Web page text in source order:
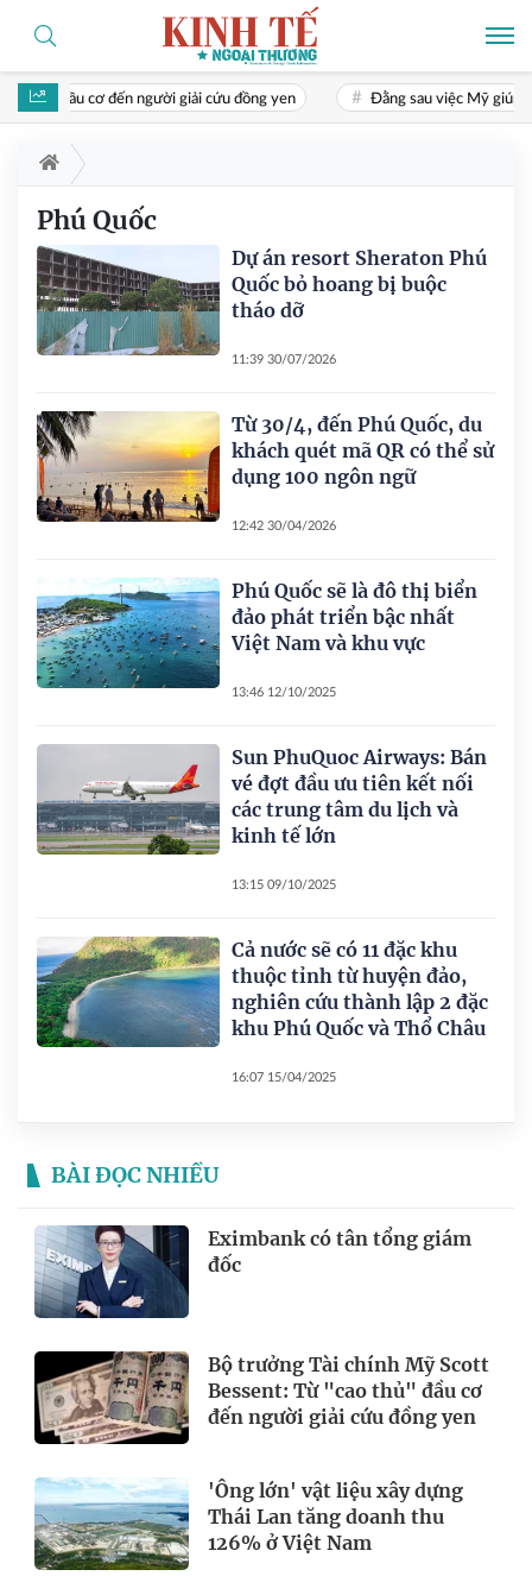
thủ" đầu cơ đến người giải cứu đồng yen Đằng sau việc Mỹ giúp
Phú Quốc
Dự án resort Sheraton Phú
Quốc bỏ hoang bị buộc
tháo dỡ
11:39 30/07/2026
Từ 30/4, đến Phú Quốc, du
khách quét mã QR có thể sử
dụng 100 ngôn ngữ
12:42 30/04/2026
Phú Quốc sẽ là đô thị biển
đảo phát triển bậc nhất
Việt Nam và khu vực
13:46 12/10/2025
Sun PhuQuoc Airways: Bán
vé đợt đầu ưu tiên kết nối
các trung tâm du lịch và
kinh tế lớn
13:15 09/10/2025
Cả nước sẽ có 11 đặc khu
thuộc tỉnh từ huyện đảo,
nghiên cứu thành lập 2 đặc
khu Phú Quốc và Thổ Châu
16:07 15/04/2025
BÀI ĐỌC NHIỀU
Eximbank có tân tổng giám
đốc
Bộ trưởng Tài chính Mỹ Scott
Bessent: Từ "cao thủ" đầu cơ
đến người giải cứu đồng yen
'Ông lớn' vật liệu xây dựng
Thái Lan tăng doanh thu
126% ở Việt Nam